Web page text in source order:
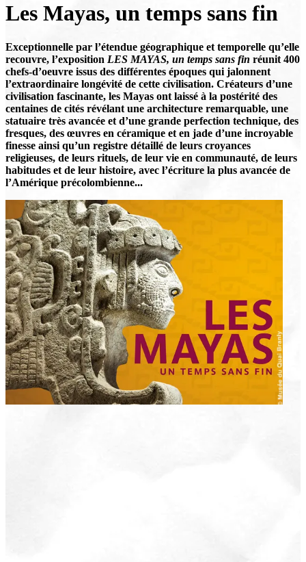
Les Mayas, un temps sans fin
Exceptionnelle par l’étendue géographique et temporelle qu’elle
recouvre, l’exposition LES MAYAS, un temps sans fin réunit 400
chefs-d’oeuvre issus des différentes époques qui jalonnent
l’extraordinaire longévité de cette civilisation. Créateurs d’une
civilisation fascinante, les Mayas ont laissé à la postérité des
centaines de cités révélant une architecture remarquable, une
statuaire très avancée et d’une grande perfection technique, des
fresques, des œuvres en céramique et en jade d’une incroyable
finesse ainsi qu’un registre détaillé de leurs croyances
religieuses, de leurs rituels, de leur vie en communauté, de leurs
habitudes et de leur histoire, avec l’écriture la plus avancée de
l’Amérique précolombienne...